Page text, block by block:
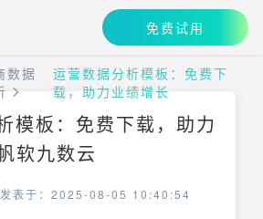
免费试用
数据
运营数据分析模板：免费下
载，助力业绩增长
模板：免费下载，助力
软九数云
发表于：2025-08-05 10:40:54